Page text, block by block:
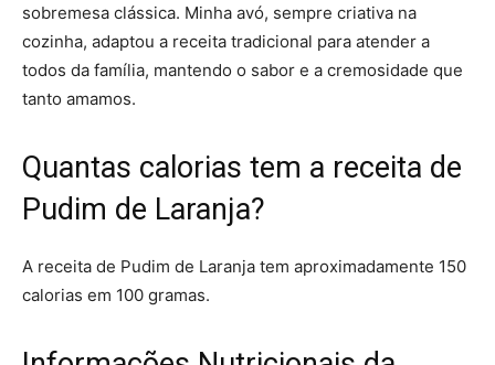
sobremesa clássica. Minha avó, sempre criativa na
cozinha, adaptou a receita tradicional para atender a
todos da família, mantendo o sabor e a cremosidade que
tanto amamos.
Quantas calorias tem a receita de
Pudim de Laranja?
A receita de Pudim de Laranja tem aproximadamente 150
calorias em 100 gramas.